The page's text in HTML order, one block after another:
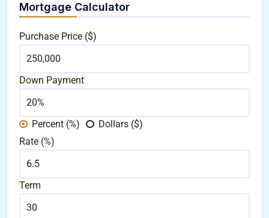
Mortgage Calculator
Purchase Price ($)
Down Payment
Percent (%)
Dollars ($)
Rate (%)
Term